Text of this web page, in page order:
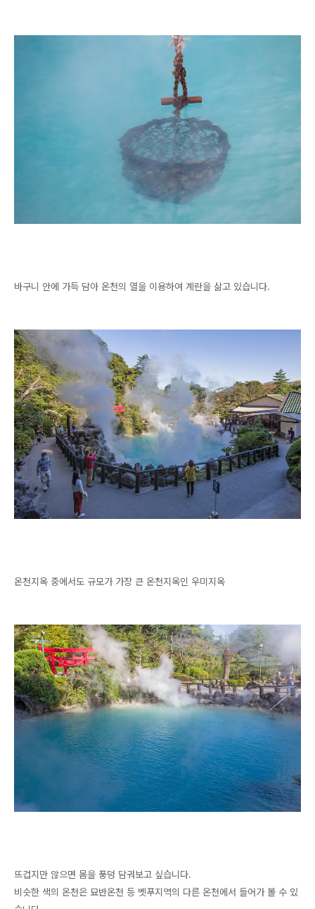
바구니 안에 가득 담아 온천의 열을 이용하여 계란을 삶고 있습니다.
온천지옥 중에서도 규모가 가장 큰 온천지옥인 우미지옥
뜨겁지만 않으면 몸을 풍덩 담궈보고 싶습니다.
비슷한 색의 온천은 묘반온천 등 벳푸지역의 다른 온천에서 들어가 볼 수 있